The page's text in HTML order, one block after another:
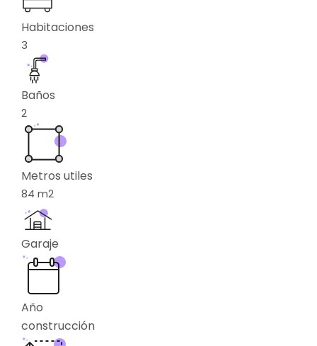
Habitaciones
3
Baños
2
Metros utiles
84 m2
Garaje
Año
construcción